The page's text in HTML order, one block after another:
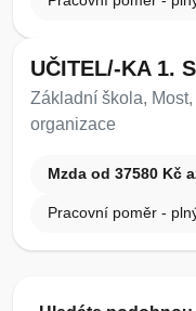
UČITEL/-KA 1.
Základní škola,
organizace
Mzda od 37580 Kč
Pracovní poměr -